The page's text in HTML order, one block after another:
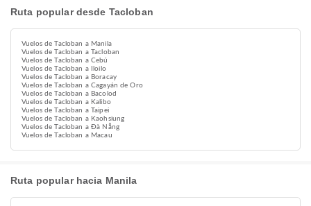
Ruta popular desde Tacloban
Vuelos de Tacloban a Manila
Vuelos de Tacloban a Tacloban
Vuelos de Tacloban a Cebú
Vuelos de Tacloban a Iloilo
Vuelos de Tacloban a Boracay
Vuelos de Tacloban a Cagayán de Oro
Vuelos de Tacloban a Bacolod
Vuelos de Tacloban a Kalibo
Vuelos de Tacloban a Taipei
Vuelos de Tacloban a Kaohsiung
Vuelos de Tacloban a Đà Nẵng
Vuelos de Tacloban a Macau
Ruta popular hacia Manila